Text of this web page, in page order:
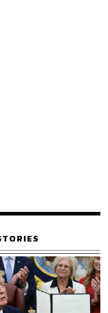
ไม่ล็อกดาวน์อีกครั้ง ถึง
งกล่าวในการดีเบตกับ
ล้ว
ด้วยว่า เป็นคนที่พยายาม
กทางเชื้อชาติ ชาติกำเนิด